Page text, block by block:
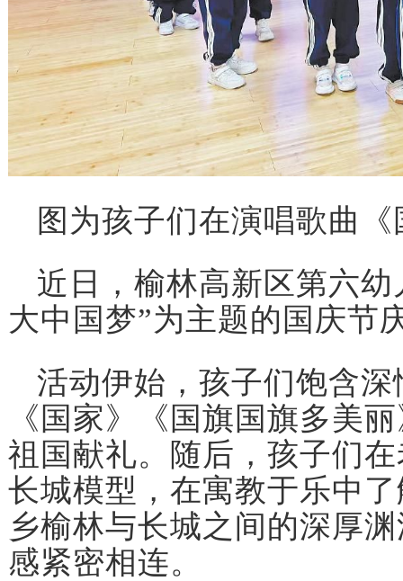
图为孩子们在演唱歌曲
近日，榆林高新区第六
大中国梦”为主题的国庆节
活动伊始，孩子们饱含
《国家》《国旗国旗多美
祖国献礼。随后，孩子们
长城模型，在寓教于乐中
乡榆林与长城之间的深厚
感紧密相连。